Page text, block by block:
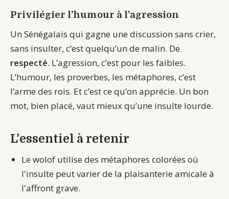
Privilégier l'humour à l'agression
Un Sénégalais qui gagne une discussion sans crier,
sans insulter, c’est quelqu’un de malin. De
respecté. L’agression, c’est pour les faibles.
L’humour, les proverbes, les métaphores, c’est
l’arme des rois. Et c’est ce qu’on apprécie. Un bon
mot, bien placé, vaut mieux qu’une insulte lourde.
L'essentiel à retenir
Le wolof utilise des métaphores colorées où
l'insulte peut varier de la plaisanterie amicale à
l'affront grave.